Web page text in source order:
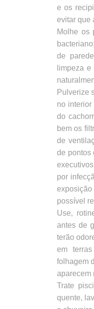
e os
evitar que
Molhe os
de
limpeza e
Pulverize
no
do
bem os
de
de pontos
por
exposição
possível
Use,
antes de
terão
em
folhagem
aparecem
Trate
quente,